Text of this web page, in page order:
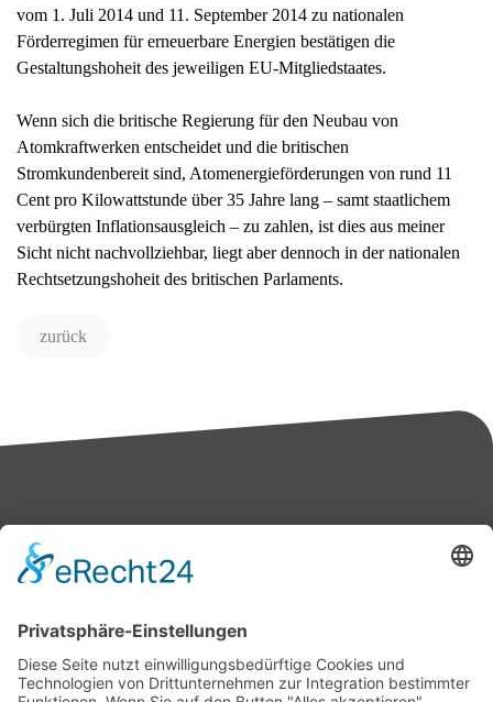
vom 1. Juli 2014 und 11. September 2014 zu nationalen
Förderregimen für erneuerbare Energien bestätigen die
Gestaltungshoheit des jeweiligen EU-Mitgliedstaates.
Wenn sich die britische Regierung für den Neubau von
Atomkraftwerken entscheidet und die britischen
Stromkundenbereit sind, Atomenergieförderungen von rund 11
Cent pro Kilowattstunde über 35 Jahre lang – samt staatlichem
verbürgten Inflationsausgleich – zu zahlen, ist dies aus meiner
Sicht nicht nachvollziehbar, liegt aber dennoch in der nationalen
Rechtsetzungshoheit des britischen Parlaments.
zurück
Mitglied des Deutschen Bundestages
Presse & Downloads